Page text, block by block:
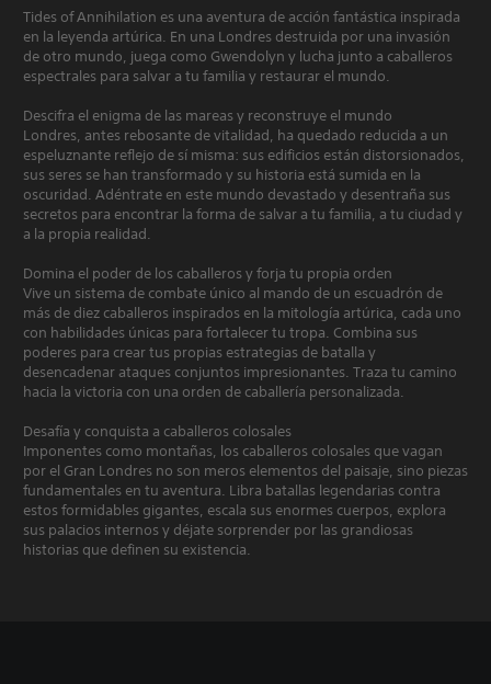
Tides of Annihilation es una aventura de acción fantástica inspirada
en la leyenda artúrica. En una Londres destruida por una invasión
de otro mundo, juega como Gwendolyn y lucha junto a caballeros
espectrales para salvar a tu familia y restaurar el mundo.
Descifra el enigma de las mareas y reconstruye el mundo
Londres, antes rebosante de vitalidad, ha quedado reducida a un
espeluznante reflejo de sí misma: sus edificios están distorsionados,
sus seres se han transformado y su historia está sumida en la
oscuridad. Adéntrate en este mundo devastado y desentraña sus
secretos para encontrar la forma de salvar a tu familia, a tu ciudad y
a la propia realidad.
Domina el poder de los caballeros y forja tu propia orden
Vive un sistema de combate único al mando de un escuadrón de
más de diez caballeros inspirados en la mitología artúrica, cada uno
con habilidades únicas para fortalecer tu tropa. Combina sus
poderes para crear tus propias estrategias de batalla y
desencadenar ataques conjuntos impresionantes. Traza tu camino
hacia la victoria con una orden de caballería personalizada.
Desafía y conquista a caballeros colosales
Imponentes como montañas, los caballeros colosales que vagan
por el Gran Londres no son meros elementos del paisaje, sino piezas
fundamentales en tu aventura. Libra batallas legendarias contra
estos formidables gigantes, escala sus enormes cuerpos, explora
sus palacios internos y déjate sorprender por las grandiosas
historias que definen su existencia.